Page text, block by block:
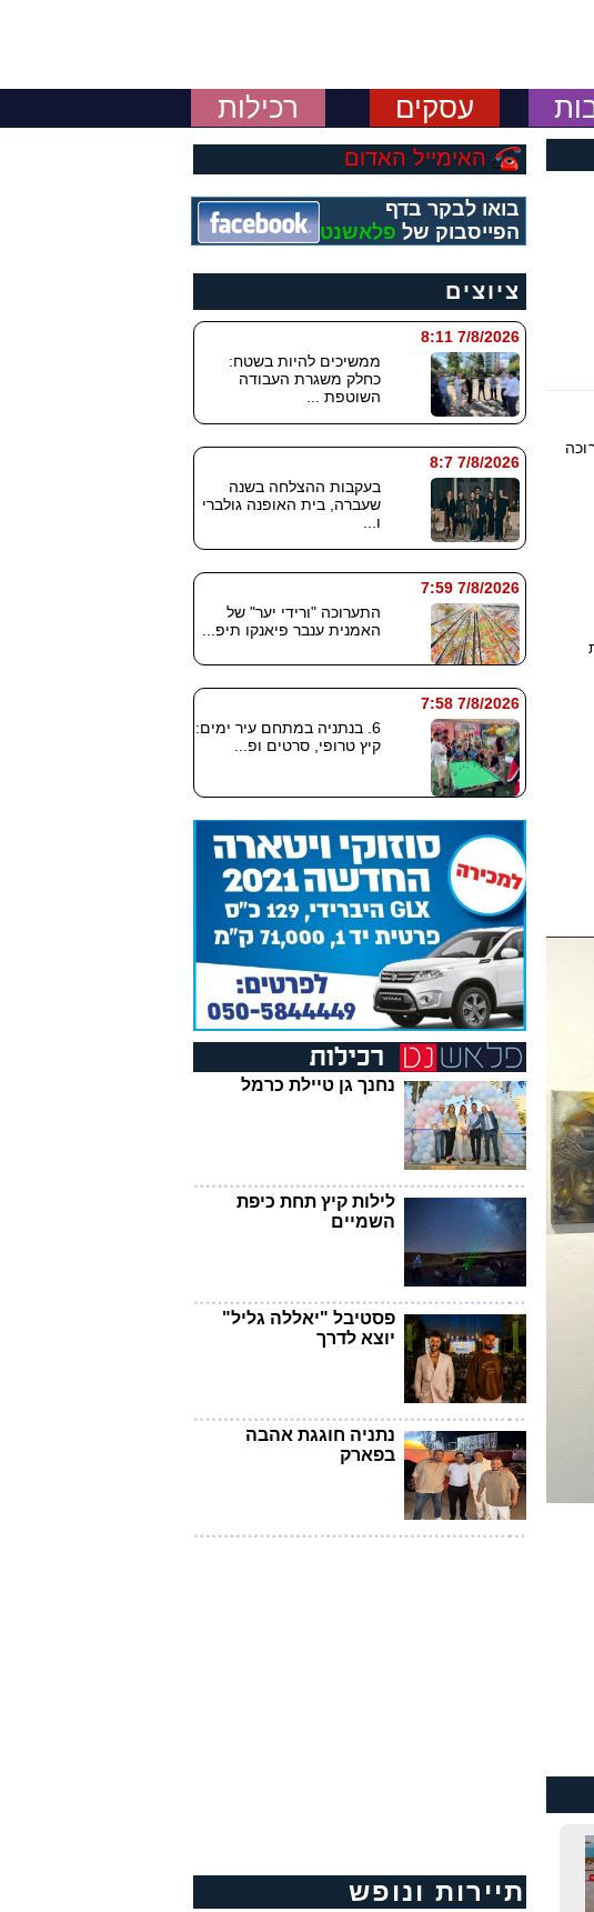
עסקים רכילות
האימייל האדום
בואו לבקר בדף
הפייסבוק של פלאשנט
ציוצים
7/8/2026 8:11
ממשיכים להיות בשטח:
כחלק משגרת העבודה
השוטפת ...
7/8/2026 8:7
בעקבות ההצלחה בשנה
שעברה, בית האופנה גולברי
ו...
7/8/2026 7:59
התערוכה "ורידי יער" של
האמנית ענבר פיאנקו תיפ...
7/8/2026 7:58
6. בנתניה במתחם עיר ימים:
קיץ טרופי, סרטים ופ...
נחנך גן טיילת כרמל
לילות קיץ תחת כיפת
השמיים
פסטיבל "יאללה גליל"
יוצא לדרך
נתניה חוגגת אהבה
בפארק
תיירות ונופש